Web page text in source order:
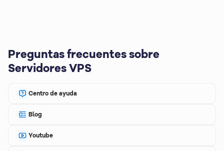
Preguntas frecuentes sobre
Servidores VPS
Centro de ayuda
Blog
Youtube